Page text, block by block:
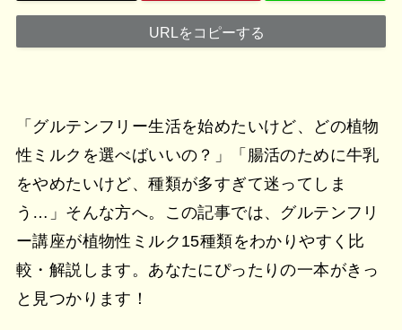
URLをコピーする
「グルテンフリー生活を始めたいけど、どの植物
性ミルクを選べばいいの？」「腸活のために牛乳
をやめたいけど、種類が多すぎて迷ってしま
う…」そんな方へ。この記事では、グルテンフリ
ー講座が植物性ミルク15種類をわかりやすく比
較・解説します。あなたにぴったりの一本がきっ
と見つかります！